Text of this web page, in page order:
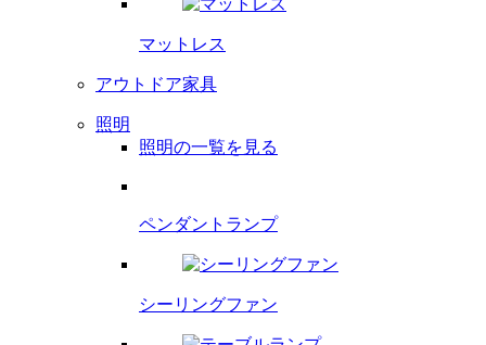
マットレス
アウトドア家具
照明
照明の一覧を見る
ペンダント ランプ
シーリングファン